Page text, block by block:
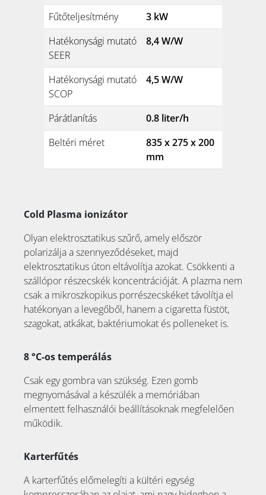
Fűtőteljesítmény
3 kW
Hatékonysági mutató
SEER
8,4 W/W
Hatékonysági mutató
SCOP
4,5 W/W
Párátlanítás
0.8 liter/h
Beltéri méret
835 x 275 x 200
mm
Cold Plasma ionizátor
Olyan elektrosztatikus szűrő, amely először
polarizálja a szennyeződéseket, majd
elektrosztatikus úton eltávolítja azokat. Csökkenti a
szállópor részecskék koncentrációját. A plazma nem
csak a mikroszkopikus porrészecskéket távolítja el
hatékonyan a levegőből, hanem a cigaretta füstöt,
szagokat, atkákat, baktériumokat és polleneket is.
8 °C-os temperálás
Csak egy gombra van szükség. Ezen gomb
megnyomásával a készülék a memóriában
elmentett felhasználói beállításoknak megfelelően
működik.
Karterfűtés
A karterfűtés előmelegíti a kültéri egység